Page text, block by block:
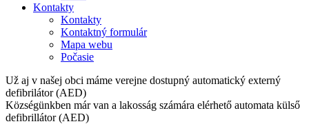
Kontakty
Kontakty
Kontaktný formulár
Mapa webu
Počasie
Už aj v našej obci máme verejne dostupný automatický externý
defibrilátor (AED)
Községünkben már van a lakosság számára elérhető automata külső
defibrillátor (AED)